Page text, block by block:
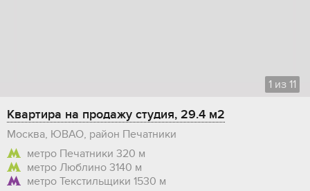
1 из 11
Квартира на продажу студия, 29.4 м2
Москва, ЮВАО, район Печатники
метро Печатники 320 м
метро Люблино 3140 м
метро Текстильщики 1530 м